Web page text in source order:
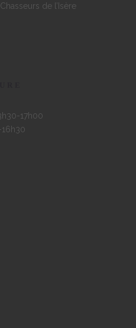
de l’Isère
17h00